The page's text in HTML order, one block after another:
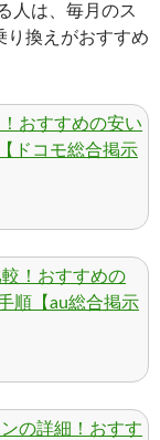
人は、毎月のス
り換えがおすすめ
おすすめの安い
ドコモ総合掲示
！おすすめの
順【au総合掲示
の詳細！おすす